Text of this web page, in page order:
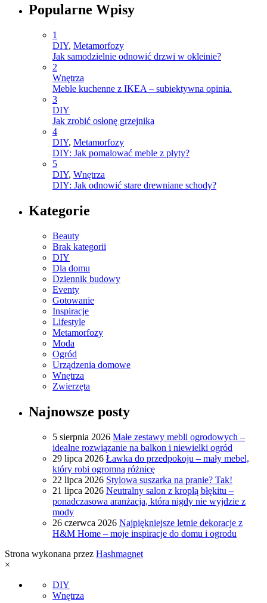
Popularne Wpisy
1
DIY, Metamorfozy
Jak samodzielnie odnowić drzwi w okleinie?
2
Wnętrza
Meble kuchenne z IKEA – subiektywna opinia.
3
DIY
Jak zrobić osłonę grzejnika
4
DIY, Metamorfozy
DIY: Jak pomalować meble z płyty?
5
DIY, Wnętrza
DIY: Jak odnowić stare drewniane schody?
Kategorie
Beauty
Brak kategorii
DIY
Dla domu
Dziennik budowy
Eventy
Gotowanie
Inspiracje
Lifestyle
Metamorfozy
Moda
Ogród
Urządzenia domowe
Wnętrza
Zwierzęta
Najnowsze posty
5 sierpnia 2026 Małe zestawy mebli ogrodowych –
idealne rozwiązanie na balkon i niewielki ogród
29 lipca 2026 Ławka do przedpokoju – mały mebel,
który robi ogromną różnicę
22 lipca 2026 Stylowa suszarka na pranie? Tak!
21 lipca 2026 Neutralny salon z kroplą błękitu –
ponadczasowa aranżacja, która nigdy nie wyjdzie z
mody
26 czerwca 2026 Najpiękniejsze letnie dekoracje z
H&M Home – moje inspiracje do domu i ogrodu
Strona wykonana przez Hashmagnet
×
DIY
Wnętrza